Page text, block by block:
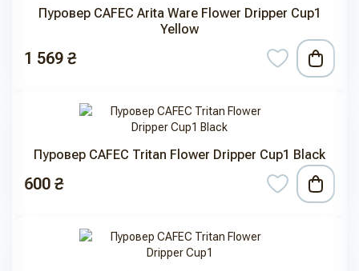
Пуровер CAFEC Arita Ware Flower Dripper Cup1
Yellow
1 569 ₴
Пуровер CAFEC Tritan Flower Dripper Cup1 Black
600 ₴